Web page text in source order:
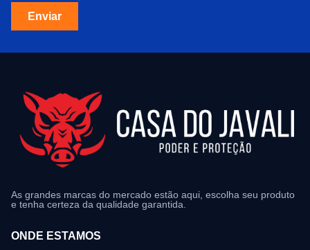
Enviar
As grandes marcas do mercado estão aqui, escolha seu produto
e tenha certeza da qualidade garantida.
ONDE ESTAMOS